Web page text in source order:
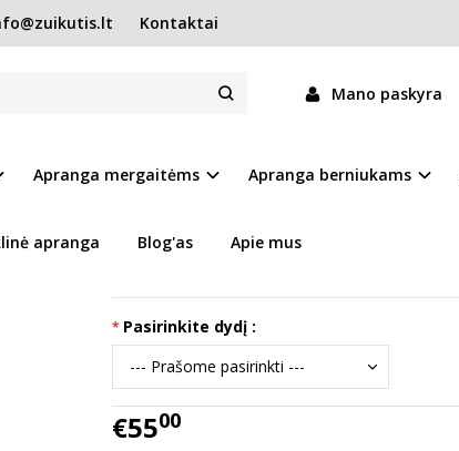
Kontaktai
Mano paskyra
Apranga mergaitėms Apranga berniukams
apranga Blog'as Apie mus
Prekės kodas:
15256-W078-52797LW
Pasirinkite dydį :
€5500